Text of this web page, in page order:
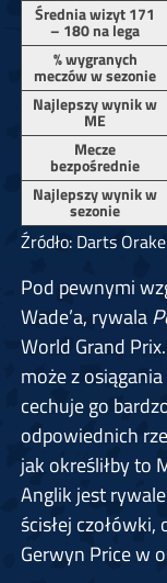
Średnia wizyt 171
– 180 na lega
% wygranych
meczów w sezonie
Najlepszy wynik w
ME
Mecze
bezpośrednie
Najlepszy wynik w
sezonie
Źródło: Darts
Pod pewnymi
Wade’a, rywala
World Grand
może z
cechuje go
odpowiednich
jak określiłby to
Anglik jest
ścisłej czołówki,
Gerwyn Price w